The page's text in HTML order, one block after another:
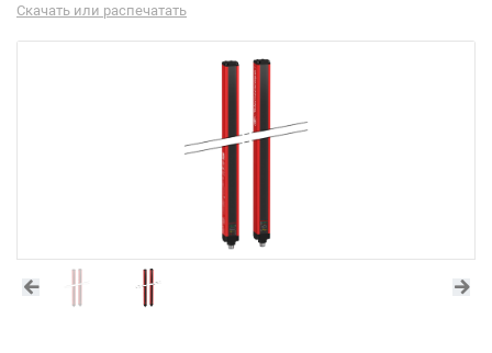
Скачать или распечатать